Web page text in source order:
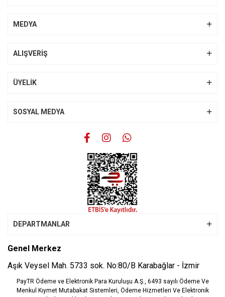
Ürün resmi kalitesiz, bozuk veya görüntülenemiyor.
Ürün bilgilerinde hatalar bulunuyor.
Gönder
MEDYA
ALIŞVERİŞ
ÜYELİK
SOSYAL MEDYA
DEPARTMANLAR
Genel Merkez
Aşık Veysel Mah. 5733 sok. No:80/B Karabağlar - İzmir
PayTR Ödeme ve Elektronik Para Kuruluşu A.Ş., 6493 sayılı Ödeme Ve
Menkul Kıymet Mutabakat Sistemleri, Ödeme Hizmetleri Ve Elektronik